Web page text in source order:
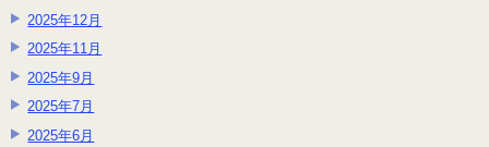
2025年12月
2025年11月
2025年9月
2025年7月
2025年6月